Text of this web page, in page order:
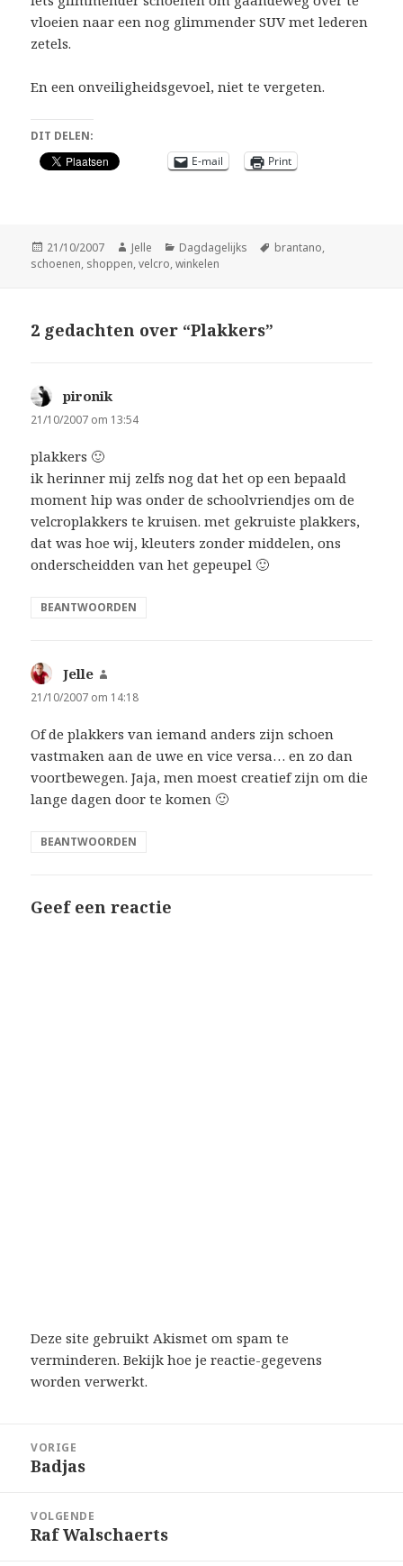
vloeien naar een nog glimmender SUV met lederen
zetels.
En een onveiligheidsgevoel, niet te vergeten.
DIT DELEN:
E-mail
Print
Geplaatst
op
21/10/2007 Auteur
Jelle Categorieën
Dagdagelijks Tags
brantano,
schoenen, shoppen,velcro,winkelen
2 gedachten over “Plakkers”
pironik
21/10/2007 om 13:54
plakkers 🙂
ik herinner mij zelfs nog dat het op een bepaald
moment hip was onder de schoolvriendjes om de
velcroplakkers te kruisen. met gekruiste plakkers,
dat was hoe wij, kleuters zonder middelen, ons
onderscheidden van het gepeupel 🙂
BEANTWOORDEN
Jelle
21/10/2007 om 14:18
Of de plakkers van iemand anders zijn schoen
vastmaken aan de uwe en vice versa… en zo dan
voortbewegen. Jaja, men moest creatief zijn om die
lange dagen door te komen 🙂
BEANTWOORDEN
Geef een reactie
Deze site gebruikt Akismet om spam te
verminderen.Bekijk hoe je reactie-gegevens
worden verwerkt.
navigatie
VORIGE
Vorig
Badjas
VOLGENDE
Volgend
Raf Walschaerts